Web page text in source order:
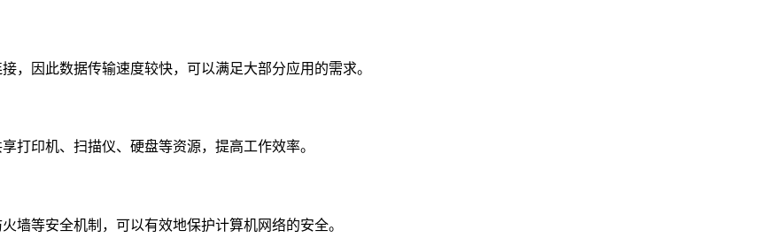
，因此数据传输速度较快，可以满足大部分应用的需求。
打印机、扫描仪、硬盘等资源，提高工作效率。
墙等安全机制，可以有效地保护计算机网络的安全。